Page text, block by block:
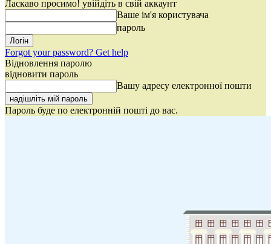
Ласкаво просимо! увійдіть в свій аккаунт
Ваше ім'я користувача
пароль
Forgot your password? Get help
Відновлення паролю
відновити пароль
Вашу адресу електронної пошти
Пароль буде по електронній пошті до вас.